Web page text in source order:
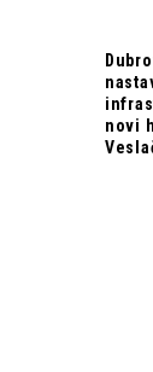
novi